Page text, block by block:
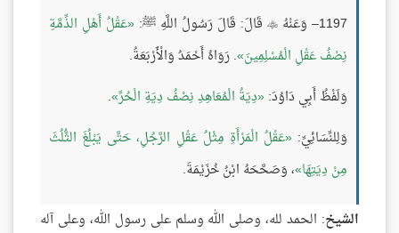
1197– وَعَنْهُ
 قَالَ: قَالَ رَسُولُ اللَّهِ ﷺ: عَقْلُ أَهْلِ الذِّمَّةِ
نِصْفُ عَقْلِ الْمُسْلِمِينَ . رَوَاهُ أَحْمَدُ وَالْأَرْبَعَةُ.
وَلَفْظُ أَبِي دَاوُدَ: دِيَةُ الْمُعَاهِدِ نِصْفُ دِيَةِ الْحُرِّ .
وَلِلنِّسَائِيِّ: عَقْلُ الْمَرْأَةِ مِثْلُ عَقْلِ الرَّجُلِ، حَتَّى يَبْلُغَ الثُّلُثَ
مِنْ دِيَتِهَا ، وَصَحَّحَهُ ابْنُ خُزَيْمَةَ.
الشيخ: الحمد لله، وصلى الله وسلم على رسول الله، وعلى آله